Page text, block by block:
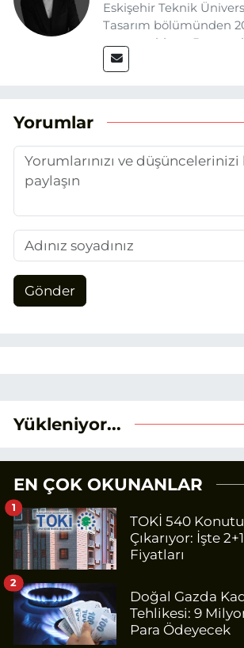
Eskişehir Teknik
Tasarım bölümünden
mezun oldum. Basın
2025’te Eskişehir Haber
aktarmayı
Yorumlar
Gönder
Yükleniyor...
EN ÇOK OKUNANLAR
TOKİ 540 Konutu
Çıkarıyor: İşte
Fiyatları
1
Doğal Gazda
Tehlikesi: 9
Para Ödeyecek
2